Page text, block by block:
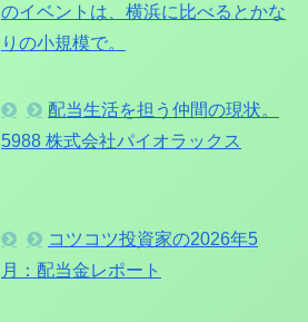
のイベントは、横浜に比べるとかな
りの小規模で。
配当生活を担う仲間の現状。
5988 株式会社パイオラックス
コツコツ投資家の2026年5
月：配当金レポート